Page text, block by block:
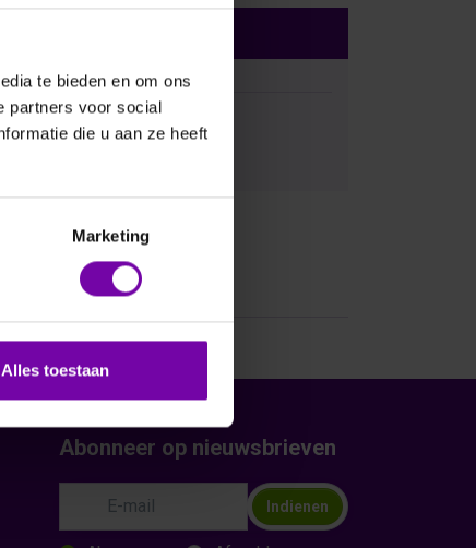
te bieden en om ons
partners voor social
die u aan ze heeft
Marketing
Alles toestaan
Abonneer op nieuwsbrieven
Indienen